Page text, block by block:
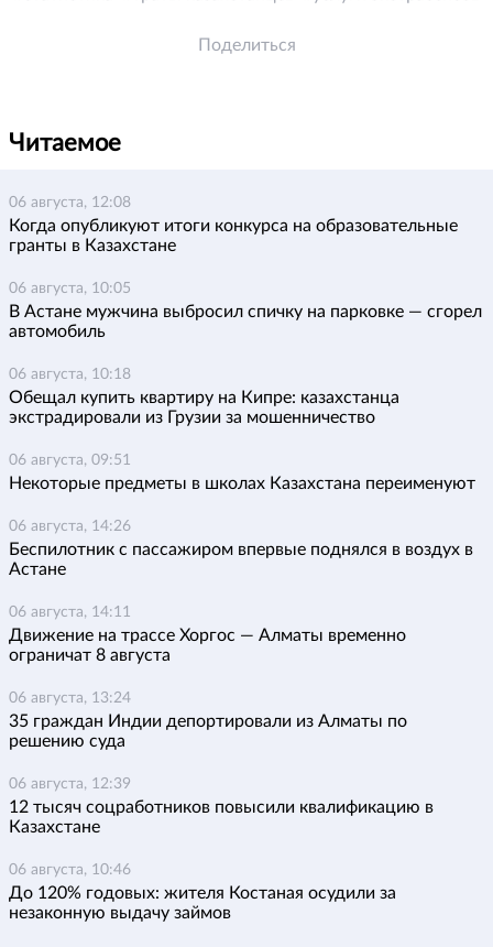
Поделиться
Читаемое
06 августа, 12:08
Когда опубликуют итоги конкурса на образовательные
гранты в Казахстане
06 августа, 10:05
В Астане мужчина выбросил спичку на парковке — сгорел
автомобиль
06 августа, 10:18
Обещал купить квартиру на Кипре: казахстанца
экстрадировали из Грузии за мошенничество
06 августа, 09:51
Некоторые предметы в школах Казахстана переименуют
06 августа, 14:26
Беспилотник с пассажиром впервые поднялся в воздух в
Астане
06 августа, 14:11
Движение на трассе Хоргос — Алматы временно
ограничат 8 августа
06 августа, 13:24
35 граждан Индии депортировали из Алматы по
решению суда
06 августа, 12:39
12 тысяч соцработников повысили квалификацию в
Казахстане
06 августа, 10:46
До 120% годовых: жителя Костаная осудили за
незаконную выдачу займов